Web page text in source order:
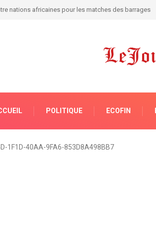
et Justin Kalumba cogitent sur les réformes
POLITIQUE ECOFIN
1F1D-40AA-9FA6-853D8A498BB7